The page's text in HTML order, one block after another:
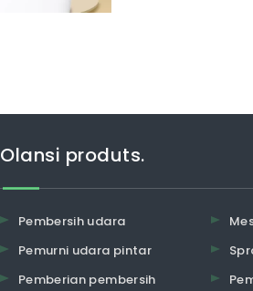
Olansi produts.
Pembersih udara
Pemurni udara pintar
Pemberian pembersih